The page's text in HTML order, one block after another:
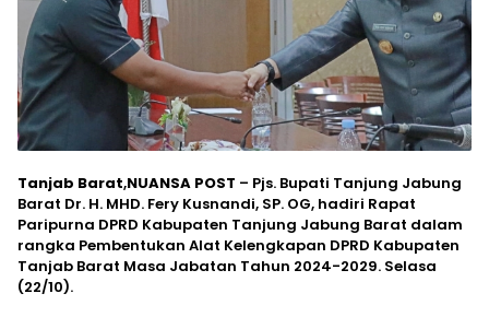
Tanjab Barat,NUANSA POST – Pjs. Bupati Tanjung Jabung
Barat Dr. H. MHD. Fery Kusnandi, SP. OG, hadiri Rapat
Paripurna DPRD Kabupaten Tanjung Jabung Barat dalam
rangka Pembentukan Alat Kelengkapan DPRD Kabupaten
Tanjab Barat Masa Jabatan Tahun 2024-2029. Selasa
(22/10).